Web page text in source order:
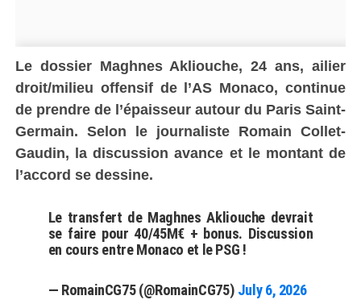
Le dossier Maghnes Akliouche, 24 ans, ailier
droit/milieu offensif de l’AS Monaco, continue
de prendre de l’épaisseur autour du Paris Saint-
Germain. Selon le journaliste Romain Collet-
Gaudin, la discussion avance et le montant de
l’accord se dessine.
Le transfert de Maghnes Akliouche devrait
se faire pour 40/45M€ + bonus. Discussion
en cours entre Monaco et le PSG !
— RomainCG75 (@RomainCG75) July 6, 2026